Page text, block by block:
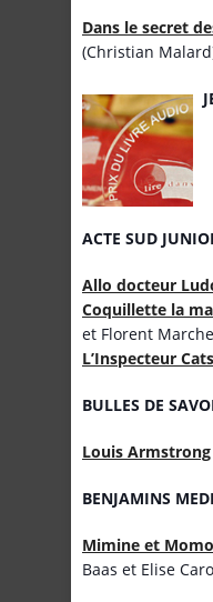
Dans le secret
(Christian
ACTE SUD
Allo docteur
Coquillette la
et Florent
L’Inspecteur Cats
BULLES DE
Louis Armstrong
BENJAMINS
Mimine et Momo
Baas et Elise